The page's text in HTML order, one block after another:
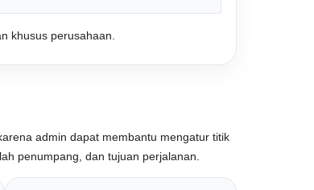
khusus perusahaan.
admin dapat membantu mengatur titik
penumpang, dan tujuan perjalanan.